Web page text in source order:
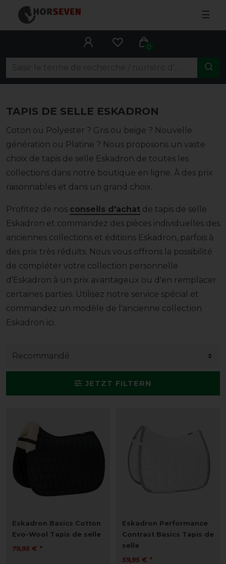
☰
0
TAPIS DE SELLE ESKADRON
Coton ou Polyester ? Gris ou beige ? Nouvelle
génération ou Platine ? Nous proposons un vaste
choix de tapis de selle Eskadron de toutes les
collections dans notre boutique en ligne. À des prix
raisonnables et dans un grand choix.
Profitez de nos conseils d'achat de tapis de selle
Eskadron et commandez des pièces individuelles des
anciennes collections et éditions Eskadron, parfois à
des prix très réduits. Nous vous offrons la possibilité
de compléter votre collection personnelle
d'Eskadron à un prix avantageux ou d'en remplacer
certaines parties. Utilisez notre service spécial et
commandez un modèle de l'ancienne collection
Eskadron ici.
JETZT FILTERN
Eskadron Basics Cotton
Evo-Wool Tapis de selle
79,95 € *
Eskadron Performance
Contrast Basics Tapis de
selle
59,95 € *